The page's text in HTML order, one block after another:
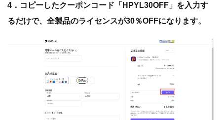
4．コピーしたクーポンコード「HPYL30OFF」を入力す
るだけで、全製品のライセンスが30％OFFになります。